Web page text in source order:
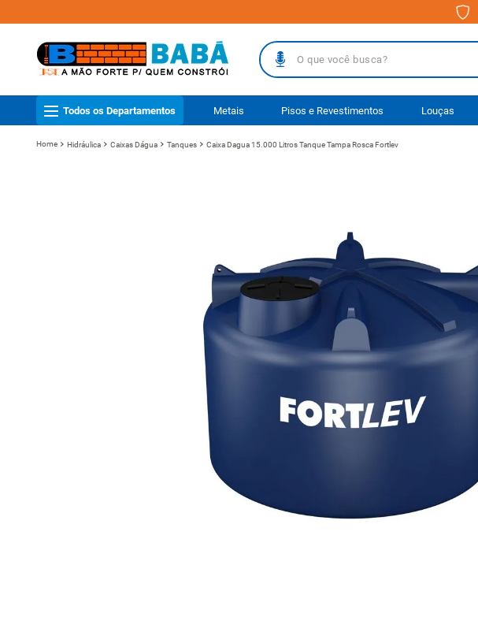
O que você busca?
Todos os Departamentos Metais Pisos e Revestimentos Louças
Hidráulica Caixas Dágua Tanques Caixa Dagua 15.000 Litros Tanque Tampa Rosca Fortlev
TERMOS MAIS BUSCADOS
1º piso
porcelanato
gabinete banheiro
6º telha fibrocimento
revestimento
pisos
9º
vaso sanitario caixa acoplada